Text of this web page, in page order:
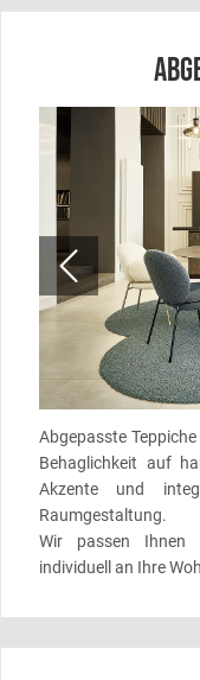
Abgepasste
Behaglichkeit auf
Akzente und
Raumgestaltung.
Wir passen Ihnen
individuell an Ihre